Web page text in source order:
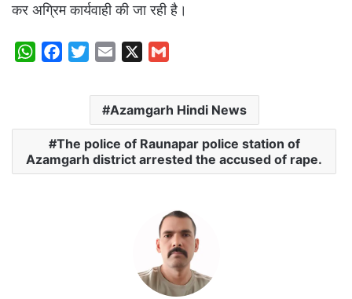
कर अग्रिम कार्यवाही की जा रही है।
W
s
A
p
b
o
o
i
t
e
r
a
i
l
a
i
l
Azamgarh Hindi News
The police of Raunapar police station of
Azamgarh district arrested the accused of rape.